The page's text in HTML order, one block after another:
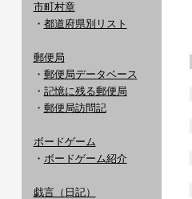
市町村章
・ 都道府県別リスト
郵便局
・ 郵便局データベース
・ 記憶に残る郵便局
・ 郵便局訪問記
ボードゲーム
・ ボードゲーム紹介
戯言（日記）